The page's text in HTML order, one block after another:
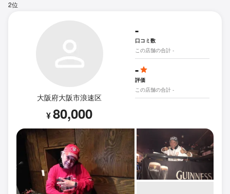
2位
大阪府大阪市浪速区
¥80,000
-
口コミ数
この店舗の合計 -
-
評価
この店舗の合計 -